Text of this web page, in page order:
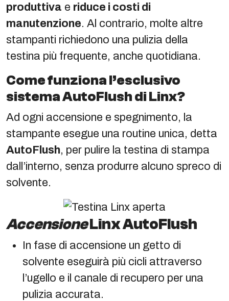
produttiva e riduce i costi di
manutenzione. Al contrario, molte altre
stampanti richiedono una pulizia della
testina più frequente, anche quotidiana.
Come funziona l’esclusivo
sistema AutoFlush di Linx?
Ad ogni accensione e spegnimento, la
stampante esegue una routine unica, detta
AutoFlush, per pulire la testina di stampa
dall’interno, senza produrre alcuno spreco di
solvente.
AccensioneLinx AutoFlush
In fase di accensione un getto di
solvente eseguirà più cicli attraverso
l’ugello e il canale di recupero per una
pulizia accurata.